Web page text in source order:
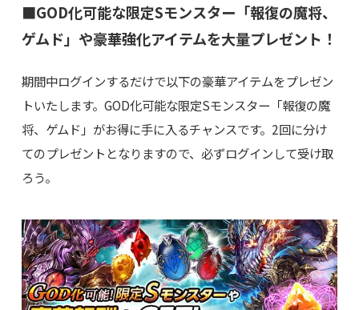
■GOD化可能な限定Sモンスター「報復の魔将、
ゲムド」や豪華強化アイテムを大量プレゼント！
期間中ログインするだけで以下の豪華アイテムをプレゼン
トいたします。GOD化可能な限定Sモンスター「報復の魔
将、ゲムド」がお得に手に入るチャンスです。2回に分け
てのプレゼントとなりますので、必ずログインして受け取
ろう。